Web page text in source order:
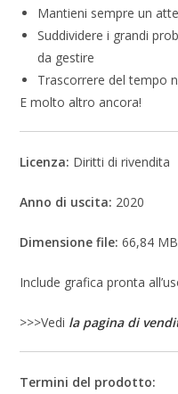
Mantieni sempre un
Suddividere i grandi
da gestire
Trascorrere del tempo
E molto altro ancora!
Licenza: Diritti di rivendita
Anno di uscita: 2020
Dimensione file: 66,84 MB
Include grafica pronta
>>>Vedi la pagina di
Termini del prodotto: